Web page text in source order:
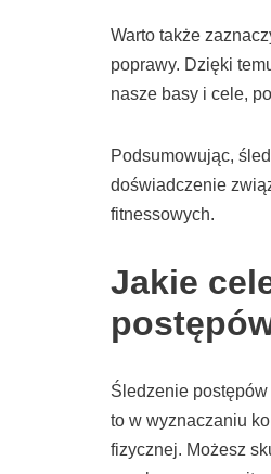
Warto także
poprawy. Dzięki
nasze basy i cele,
Podsumowując,
doświadczenie
fitnessowych.
Jakie
Śledzenie
to w wyznaczaniu
fizycznej. Możesz